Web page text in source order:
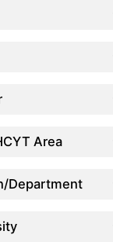
Area
Department